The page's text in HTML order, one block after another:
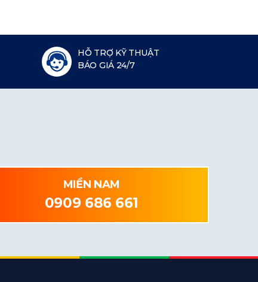
HỖ TRỢ KỸ THUẬT
BÁO GIÁ 24/7
MIỀN NAM
0909 686 661